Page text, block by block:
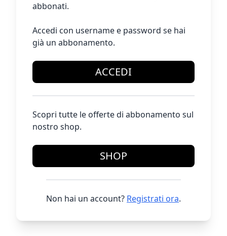
abbonati.
Accedi con username e password se hai
già un abbonamento.
ACCEDI
Scopri tutte le offerte di abbonamento sul
nostro shop.
SHOP
Non hai un account? Registrati ora.